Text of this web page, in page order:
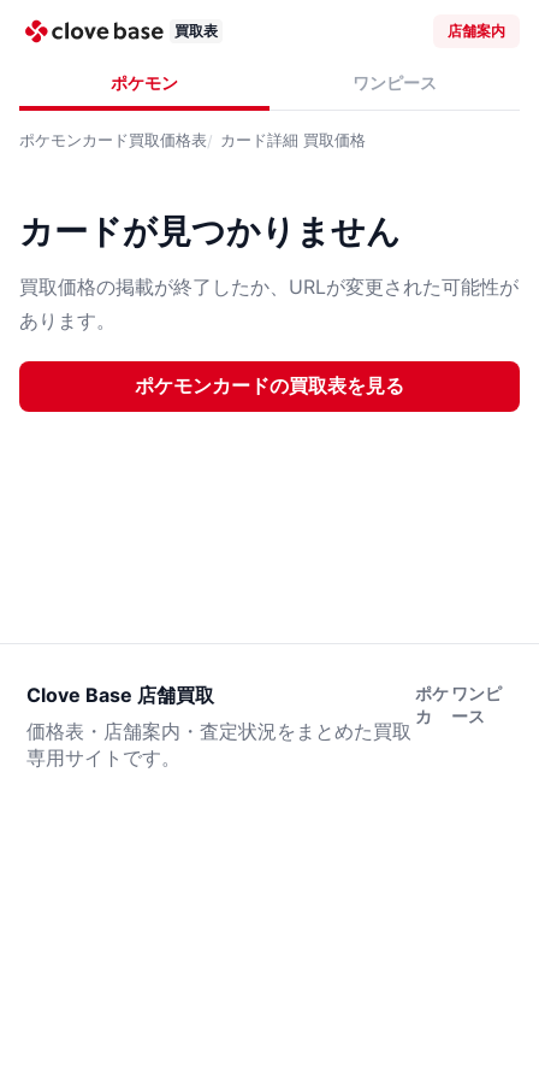
買取表 店舗案内
ポケモン ワンピース
ポケモンカード買取価格表 カード詳細 買取価格
カードが見つかりません
買取価格の掲載が終了したか、URLが変更された可能性が
あります。
ポケモンカードの買取表を見る
Clove Base 店舗買取
価格表・店舗案内・査定状況をまとめた買取
専用サイトです。
ポケ
カ
ワンピ
ース